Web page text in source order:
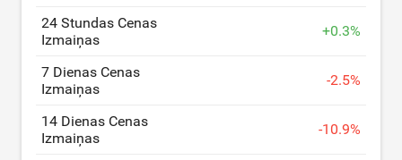
24 Stundas Cenas
Izmaiņas
+0.3%
7 Dienas Cenas
Izmaiņas
-2.5%
14 Dienas Cenas
Izmaiņas
-10.9%